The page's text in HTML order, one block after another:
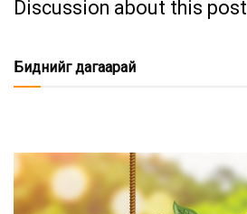
Discussion about this post
Биднийг дагаарай